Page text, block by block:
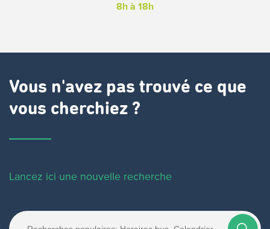
8h à 18h
Vous n'avez pas trouvé ce que
vous cherchiez ?
Lancez ici une nouvelle recherche